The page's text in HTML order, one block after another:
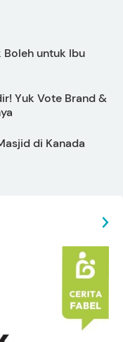
Boleh untuk Ibu
Yuk Vote Brand &
di Kanada